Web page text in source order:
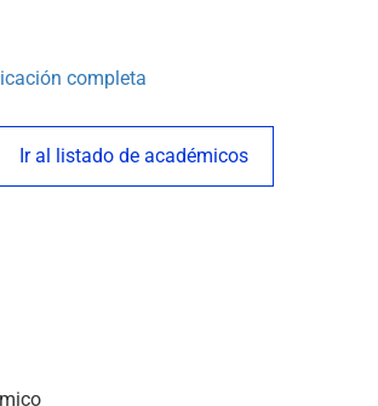
completa
Ir al listado de académicos